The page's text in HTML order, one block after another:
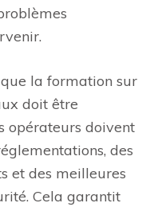
la formation sur
doit être
opérateurs doivent
des
et des meilleures
Cela garantit